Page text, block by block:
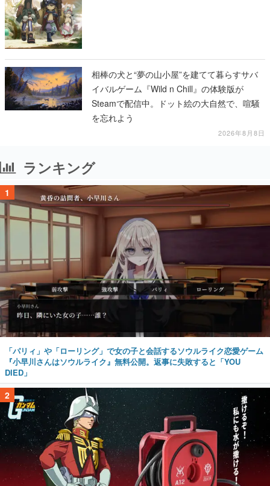
相棒の犬と“夢の山小屋”を建てて暮らすサバ
イバルゲーム『Wild n Chill』の体験版が
Steamで配信中。ドット絵の大自然で、喧騒
を忘れよう
2026年8月8日
ランキング
1
「パリィ」や「ローリング」で女の子と会話するソウルライク恋愛ゲーム
『小早川さんはソウルライク』無料公開。返事に失敗すると「YOU
DIED」
2